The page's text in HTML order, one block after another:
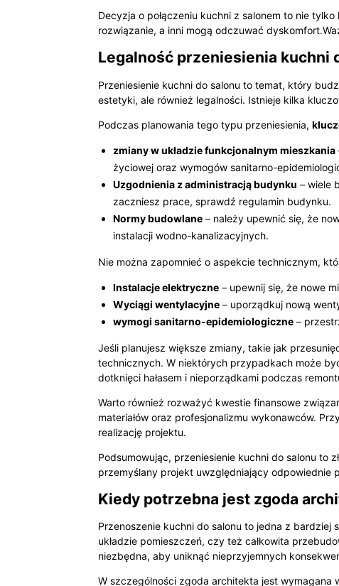
Decyzja o połączeniu kuchni z salonem to nie
rozwiązanie, a inni mogą odczuwać
Legalność przeniesienia kuchni
Przeniesienie kuchni do salonu to temat, który
estetyki, ale również legalności. Istnieje kilka
Podczas planowania tego typu przeniesienia,
zmiany w układzie funkcjonalnym mieszkania
życiowej oraz wymogów sanitarno-
Uzgodnienia z administracją budynku – wiele
zaczniesz prace, sprawdź regulamin budynku.
Normy budowlane – należy upewnić się, że
instalacji wodno-kanalizacyjnych.
Nie można zapomnieć o aspekcie technicznym,
Instalacje elektryczne – upewnij się, że nowe
Wyciągi wentylacyjne – uporządkuj nową
wymogi sanitarno-epidemiologiczne –
Jeśli planujesz większe zmiany, takie jak
technicznych. W niektórych przypadkach może
dotknięci hałasem i nieporządkami podczas
Warto również rozważyć kwestie finansowe
materiałów oraz profesjonalizmu wykonawców.
realizację projektu.
Podsumowując, przeniesienie kuchni do salonu to
przemyślany projekt uwzględniający odpowiednie
Kiedy potrzebna jest zgoda
Przenoszenie kuchni do salonu to jedna z
układzie pomieszczeń, czy też całkowita
niezbędna, aby uniknąć nieprzyjemnych
W szczególności zgoda architekta jest wymagana